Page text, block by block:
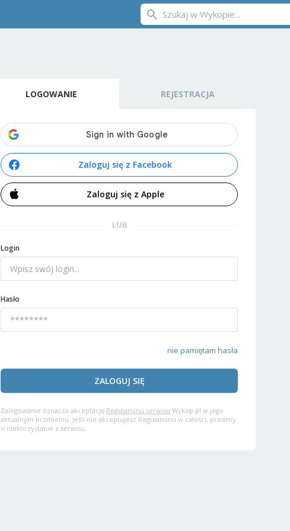
LOGOWANIE REJESTRACJA
Zaloguj się z Facebook
Zaloguj się z Apple
LUB
Login
Hasło
nie pamiętam hasła
ZALOGUJ SIĘ
Zalogowanie oznacza akceptację Regulaminu serwisu Wykop.pl w jego
aktualnym brzmieniu. Jeśli nie akceptujesz Regulaminu w całości, prosimy
o niekorzystanie z serwisu.